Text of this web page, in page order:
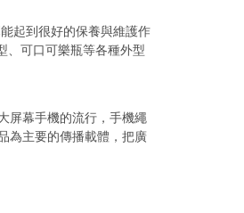
起到很好的保養與維護作
、可口可樂瓶等各種外型
屏幕手機的流行，手機繩
為主要的傳播載體，把廣